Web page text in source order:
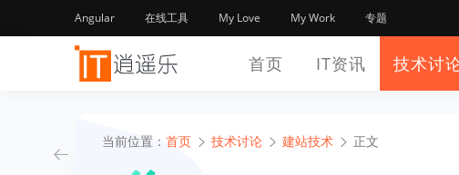
Angular 在线工具 My Love My Work 专题
首页 IT资讯 技术讨
当前位置： 首页 技术讨论 建站技术 正文